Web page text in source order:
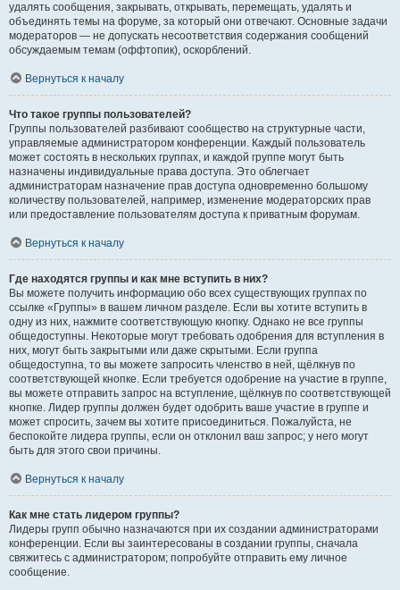
удалять сообщения, закрывать, открывать, перемещать, удалять и
объединять темы на форуме, за который они отвечают. Основные задачи
модераторов — не допускать несоответствия содержания сообщений
обсуждаемым темам (оффтопик), оскорблений.
Вернуться к началу
Что такое группы пользователей?
Группы пользователей разбивают сообщество на структурные части,
управляемые администратором конференции. Каждый пользователь
может состоять в нескольких группах, и каждой группе могут быть
назначены индивидуальные права доступа. Это облегчает
администраторам назначение прав доступа одновременно большому
количеству пользователей, например, изменение модераторских прав
или предоставление пользователям доступа к приватным форумам.
Вернуться к началу
Где находятся группы и как мне вступить в них?
Вы можете получить информацию обо всех существующих группах по
ссылке «Группы» в вашем личном разделе. Если вы хотите вступить в
одну из них, нажмите соответствующую кнопку. Однако не все группы
общедоступны. Некоторые могут требовать одобрения для вступления в
них, могут быть закрытыми или даже скрытыми. Если группа
общедоступна, то вы можете запросить членство в ней, щёлкнув по
соответствующей кнопке. Если требуется одобрение на участие в группе,
вы можете отправить запрос на вступление, щёлкнув по соответствующей
кнопке. Лидер группы должен будет одобрить ваше участие в группе и
может спросить, зачем вы хотите присоединиться. Пожалуйста, не
беспокойте лидера группы, если он отклонил ваш запрос; у него могут
быть для этого свои причины.
Вернуться к началу
Как мне стать лидером группы?
Лидеры групп обычно назначаются при их создании администраторами
конференции. Если вы заинтересованы в создании группы, сначала
свяжитесь с администратором; попробуйте отправить ему личное
сообщение.